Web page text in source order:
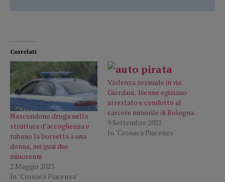
Correlati
Nascondono droga nella
struttura d’accoglienza e
rubano la borsetta a una
donna, nei guai due
minorenni
2 Maggio 2023
In "Cronaca Piacenza"
Violenza sessuale in via
Giordani, 16enne egiziano
arrestato e condotto al
carcere minorile di Bologna
9 Settembre 2022
In "Cronaca Piacenza"